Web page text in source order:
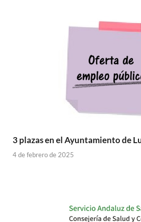
3 plazas en el Ayuntamiento de
4 de febrero de 2025